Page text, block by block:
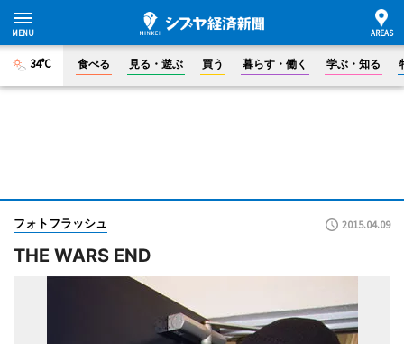
34°C 食べる 見る・遊ぶ 買う 暮らす・働く 学ぶ・知る
フォトフラッシュ 2015.04.09
THE WARS END